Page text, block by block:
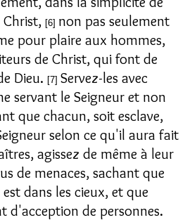
[6] non pas seulement
pour plaire aux hommes,
de Christ, qui font de
Dieu. [7] Servez-les avec
servant le Seigneur et non
que chacun, soit esclave,
selon ce qu'il aura fait
agissez de même à leur
de menaces, sachant que
dans les cieux, et que
d'acception de personnes.